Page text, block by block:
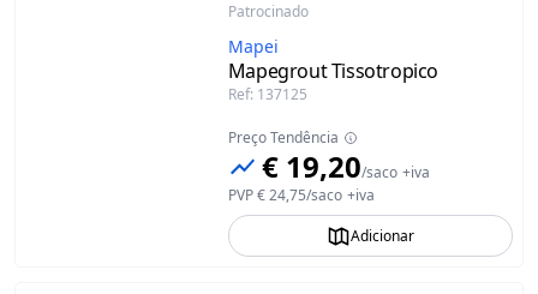
Patrocinado
Mapei
Mapegrout Tissotropico
Ref: 137125
Preço Tendência
€ 19,20/saco +iva
PVP€ 24,75/saco +iva
Adicionar